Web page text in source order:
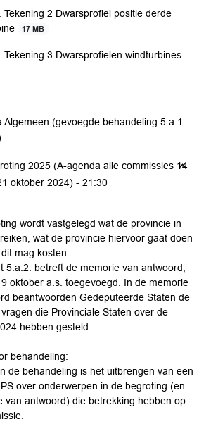
Tekening 2 Dwarsprofiel positie derde
17 MB
Tekening 3 Dwarsprofielen windturbines
Algemeen (gevoegde behandeling 5.a.1.
2025 (A-agenda alle commissies 14
oktober 2024) - 21:30
wordt vastgelegd wat de provincie in
wat de provincie hiervoor gaat doen
mag kosten.
5.a.2. betreft de memorie van antwoord,
oktober a.s. toegevoegd. In de memorie
beantwoorden Gedeputeerde Staten de
die Provinciale Staten over de
hebben gesteld.
behandeling:
de behandeling is het uitbrengen van een
over onderwerpen in de begroting (en
van antwoord) die betrekking hebben op